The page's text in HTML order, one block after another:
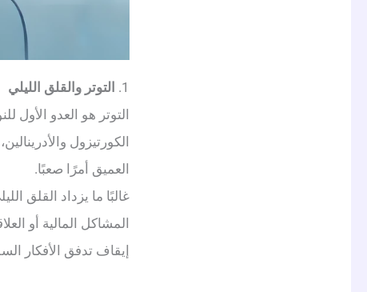
1. التوتر والقلق الليلي
التوتر هو العدو الأول
الكورتيزول
العميق أمرًا صعبًا.
غالبًا ما يزداد القلق
المشاكل المالية أو
إيقاف تدفق الأفكار